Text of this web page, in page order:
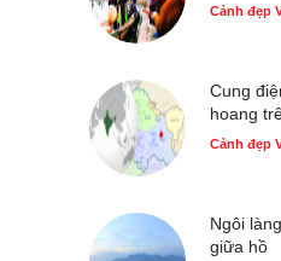
Cảnh đẹp
Cung
hoang
Cảnh đẹp
Ngôi
giữa hồ